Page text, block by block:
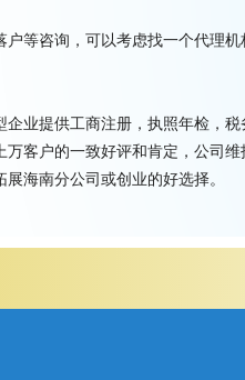
等咨询，可以考虑找一个代理
业提供工商注册，执照年检，
客户的一致好评和肯定，公司
海南分公司或创业的好选择。